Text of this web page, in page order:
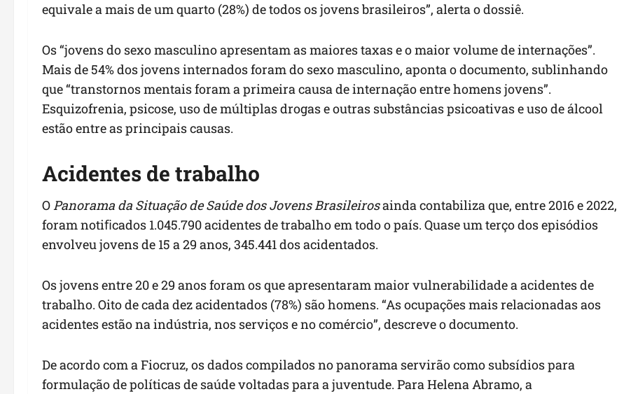
equivale a mais de um quarto (28%) de todos os jovens brasileiros”, alerta o dossiê.
Os “jovens do sexo masculino apresentam as maiores taxas e o maior volume de internações”.
Mais de 54% dos jovens internados foram do sexo masculino, aponta o documento, sublinhando
que “transtornos mentais foram a primeira causa de internação entre homens jovens”.
Esquizofrenia, psicose, uso de múltiplas drogas e outras substâncias psicoativas e uso de álcool
estão entre as principais causas.
Acidentes de trabalho
OPanorama da Situação de Saúde dos Jovens Brasileirosainda contabiliza que, entre 2016 e 2022,
foram notiﬁcados 1.045.790 acidentes de trabalho em todo o país. Quase um terço dos episódios
envolveu jovens de 15 a 29 anos, 345.441 dos acidentados.
Os jovens entre 20 e 29 anos foram os que apresentaram maior vulnerabilidade a acidentes de
trabalho. Oito de cada dez acidentados (78%) são homens. “As ocupações mais relacionadas aos
acidentes estão na indústria, nos serviços e no comércio”, descreve o documento.
De acordo com a Fiocruz, os dados compilados no panorama servirão como subsídios para
formulação de políticas de saúde voltadas para a juventude. Para Helena Abramo, a